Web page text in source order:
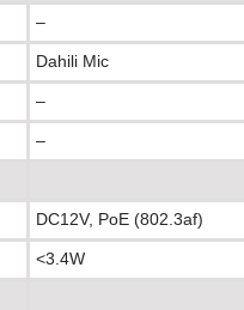
–
Dahili Mic
–
–
DC12V, PoE (802.3af)
<3.4W